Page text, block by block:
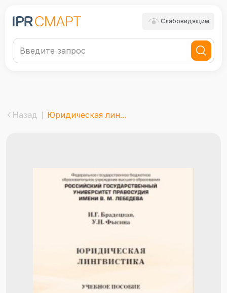
Слабовидящим
Назад Юридическая лин...